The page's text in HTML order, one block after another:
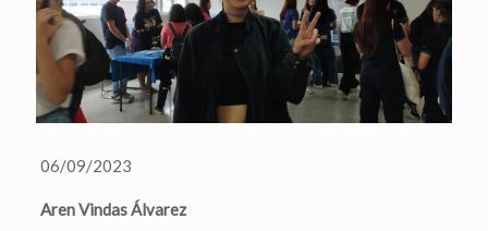
06/09/2023
Aren Vindas Álvarez